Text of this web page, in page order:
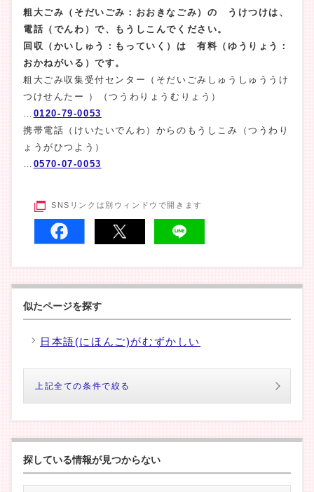
粗大ごみ（そだいごみ：おおきなごみ）の うけつけは、
電話（でんわ）で、もうしこんでください。
回収（かいしゅう：もっていく）は 有料（ゆうりょう：
おかねがいる）です。
粗大ごみ収集受付センター（そだいごみしゅうしゅううけ
つけせんたー ）（つうわりょうむりょう）
… 0120-79-0053
携帯電話（けいたいでんわ）からのもうしこみ（つうわり
ょうがひつよう）
… 0570-07-0053
SNSリンクは別ウィンドウで開きます
似たページを探す
日本語(にほんご)がむずかしい
上記全ての条件で絞る
探している情報が見つからない